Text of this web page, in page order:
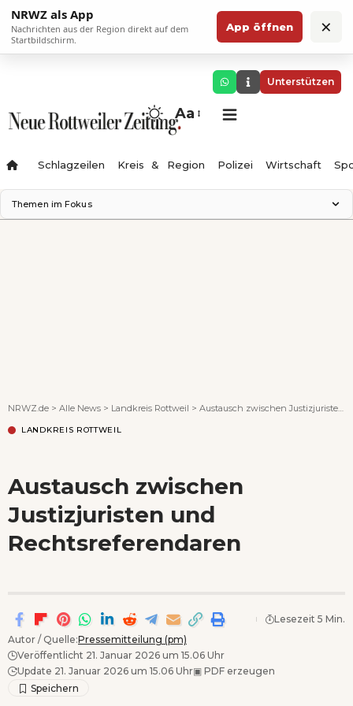
NRWZ als App
Nachrichten aus der Region direkt auf dem
Startbildschirm.
App öffnen ×
Unterstützen
Aa
Schlagzeilen Kreis & Region Polizei Wirtschaft
Themen im Fokus
NRWZ.de > Alle News > Landkreis Rottweil > Austausch zwischen Justizjuristen und Rechtsreferendaren
LANDKREIS ROTTWEIL
Austausch zwischen
Justizjuristen und
Rechtsreferendaren
Autor / Quelle:Pressemitteilung (pm)
Veröffentlicht 21. Januar 2026 um 15.06 Uhr
Update 21. Januar 2026 um 15.06 Uhr▣ PDF erzeugen
Lesezeit 5 Min.